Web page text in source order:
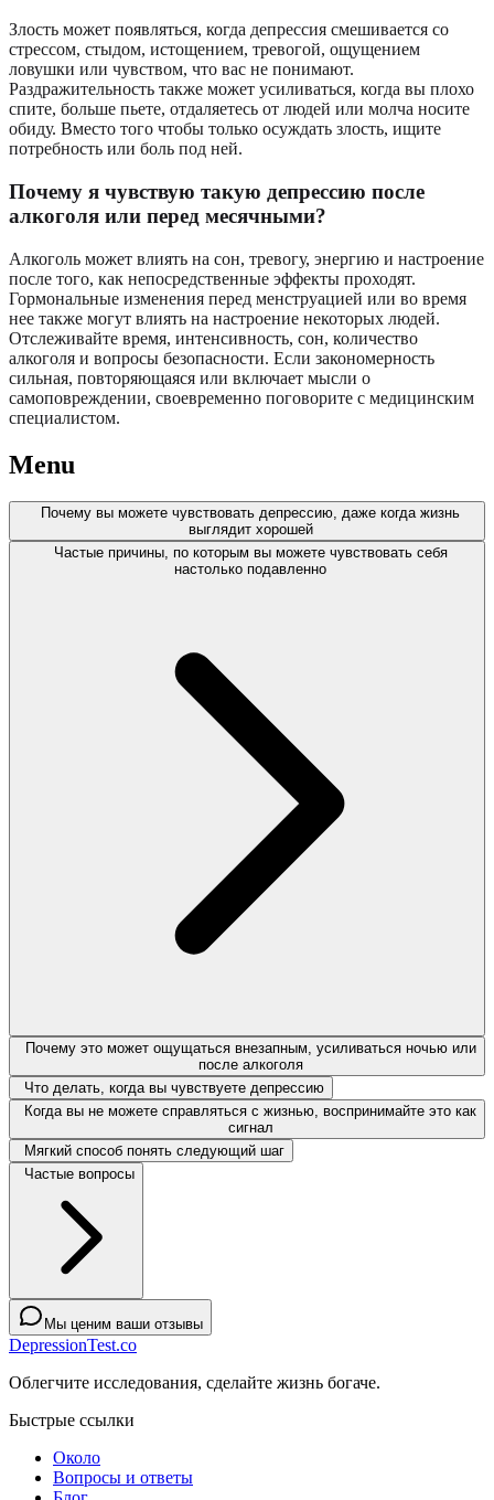
Злость может появляться, когда депрессия смешивается со
стрессом, стыдом, истощением, тревогой, ощущением
ловушки или чувством, что вас не понимают.
Раздражительность также может усиливаться, когда вы плохо
спите, больше пьете, отдаляетесь от людей или молча носите
обиду. Вместо того чтобы только осуждать злость, ищите
потребность или боль под ней.
Почему я чувствую такую депрессию после
алкоголя или перед месячными?
Алкоголь может влиять на сон, тревогу, энергию и настроение
после того, как непосредственные эффекты проходят.
Гормональные изменения перед менструацией или во время
нее также могут влиять на настроение некоторых людей.
Отслеживайте время, интенсивность, сон, количество
алкоголя и вопросы безопасности. Если закономерность
сильная, повторяющаяся или включает мысли о
самоповреждении, своевременно поговорите с медицинским
специалистом.
Menu
Почему вы можете чувствовать депрессию, даже когда жизнь
выглядит хорошей
Частые причины, по которым вы можете чувствовать себя
настолько подавленно
Почему это может ощущаться внезапным, усиливаться ночью или
после алкоголя
Что делать, когда вы чувствуете депрессию
Когда вы не можете справляться с жизнью, воспринимайте это как
сигнал
Мягкий способ понять следующий шаг
Частые вопросы
Мы ценим ваши отзывы
DepressionTest.co
Облегчите исследования, сделайте жизнь богаче.
Быстрые ссылки
Около
Вопросы и ответы